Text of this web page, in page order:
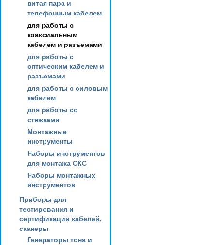
витая пара и
телефонным кабелем
для работы с
коаксиальным
кабелем и разъемами
для работы с
оптическим кабелем и
разъемами
для работы с силовым
кабелем
для работы со
стяжками
Монтажные
инструменты
Наборы инструментов
для монтажа СКС
Наборы монтажных
инструментов
Приборы для
тестирования и
сертификации кабелей,
сканеры
Генераторы тона и